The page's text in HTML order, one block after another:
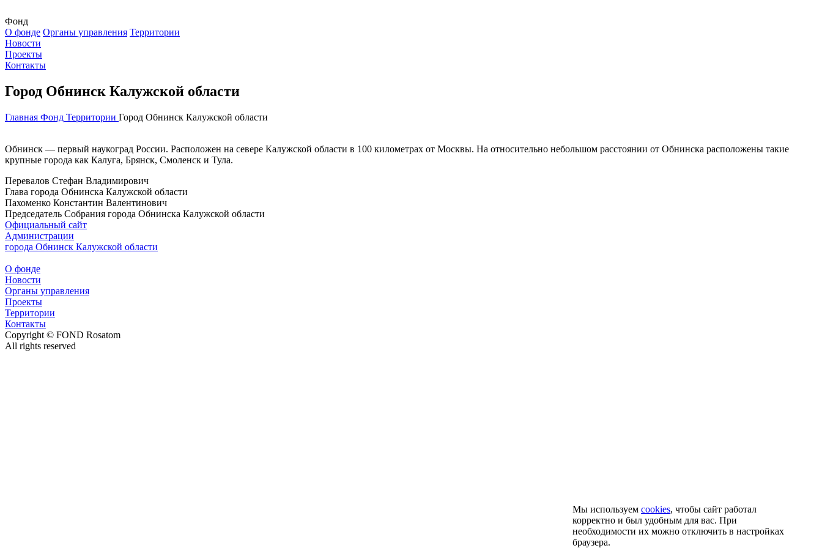
Фонд
О фонде Органы управления Территории
Новости
Проекты
Контакты
Город Обнинск Калужской области
Главная Фонд Территории Город Обнинск Калужской области
Обнинск — первый наукоград России. Расположен на севере Калужской области в 100 километрах от Москвы. На относительно небольшом расстоянии от Обнинска расположены такие
крупные города как Калуга, Брянск, Смоленск и Тула.
Перевалов Стефан Владимирович
Глава города Обнинска Калужской области
Пахоменко Константин Валентинович
Председатель Собрания города Обнинска Калужской области
Официальный сайт
Aдминистрации
города Обнинск Калужской области
О фонде
Новости
Органы управления
Проекты
Территории
Контакты
Copyright © FOND Rosatom
All rights reserved
Мы используем cookies, чтобы сайт работал
корректно и был удобным для вас. При
необходимости их можно отключить в настройках
браузера.